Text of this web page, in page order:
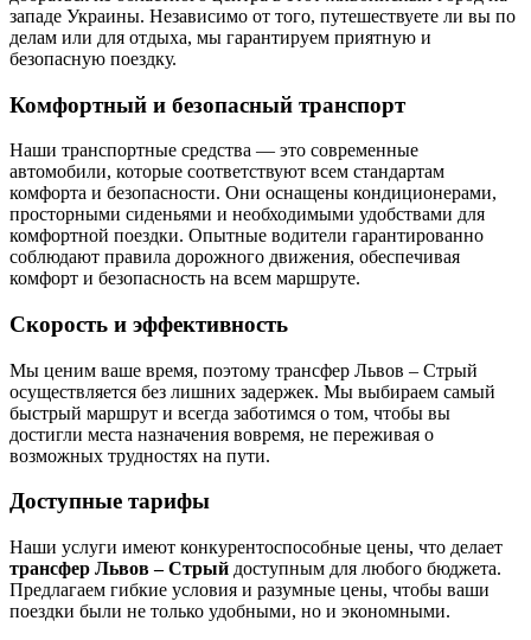
западе Украины. Независимо от того, путешествуете ли вы по
делам или для отдыха, мы гарантируем приятную и
безопасную поездку.
Комфортный и безопасный транспорт
Наши транспортные средства — это современные
автомобили, которые соответствуют всем стандартам
комфорта и безопасности. Они оснащены кондиционерами,
просторными сиденьями и необходимыми удобствами для
комфортной поездки. Опытные водители гарантированно
соблюдают правила дорожного движения, обеспечивая
комфорт и безопасность на всем маршруте.
Скорость и эффективность
Мы ценим ваше время, поэтому трансфер Львов – Стрый
осуществляется без лишних задержек. Мы выбираем самый
быстрый маршрут и всегда заботимся о том, чтобы вы
достигли места назначения вовремя, не переживая о
возможных трудностях на пути.
Доступные тарифы
Наши услуги имеют конкурентоспособные цены, что делает
трансфер Львов – Стрый доступным для любого бюджета.
Предлагаем гибкие условия и разумные цены, чтобы ваши
поездки были не только удобными, но и экономными.